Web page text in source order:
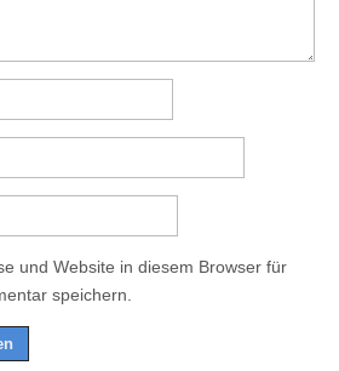
und Website in diesem Browser für
speichern.